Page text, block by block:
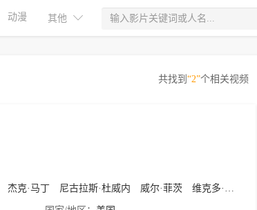
动漫 其他
共找到 “2”个相关视频
杰克·马丁 尼古拉斯·杜威内 威尔·菲茨 维克多·加博